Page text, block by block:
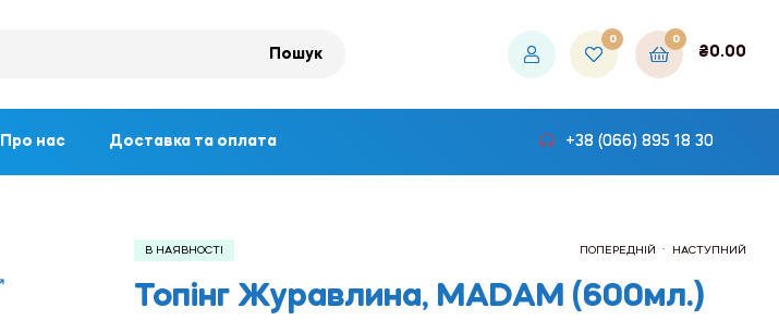
Пошук
0 0
₴0.00
Про нас Доставка та оплата +38 (066) 895 18 30
ПОПЕРЕДНІЙ НАСТУПНИЙ
В НАЯВНОСТІ
Топінг Журавлина, MADAM (600мл.)